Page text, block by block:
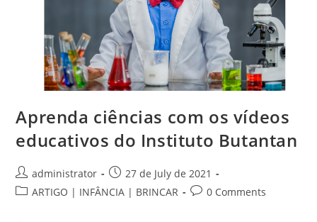
Aprenda ciências com os vídeos
educativos do Instituto Butantan
Post
author:
administrator
Post
published:
27 de July de 2021
PostARTIGO | INFÂNCIA | BRINCAR
Post0 Comments